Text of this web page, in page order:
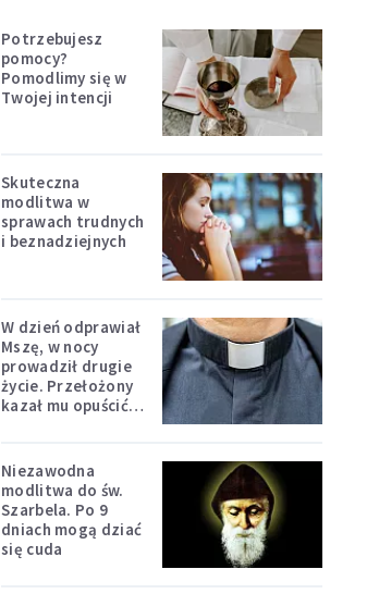
Potrzebujesz
pomocy?
Pomodlimy się w
Twojej intencji
Skuteczna
modlitwa w
sprawach trudnych
i beznadziejnych
W dzień odprawiał
Mszę, w nocy
prowadził drugie
życie. Przełożony
kazał mu opuścić
Niezawodna
modlitwa do św.
Szarbela. Po 9
dniach mogą dziać
się cuda